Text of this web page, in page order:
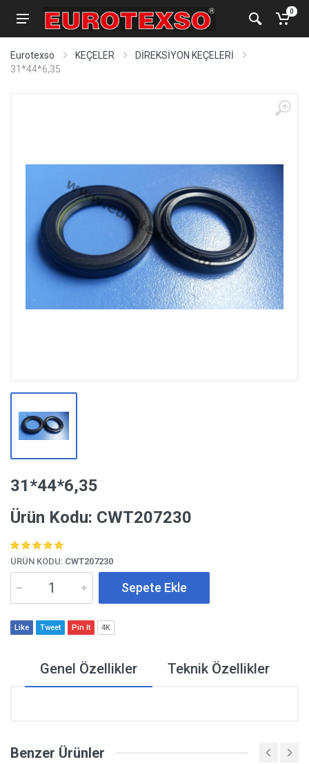
0
Eurotexso KEÇELER
DİREKSİYON KEÇELERİ
31*44*6,35
31*44*6,35
Ürün Kodu: CWT207230
ÜRÜN KODU: CWT207230
Sepete Ekle
Like Tweet Pin It 4K
Genel Özellikler Teknik Özellikler
Benzer Ürünler